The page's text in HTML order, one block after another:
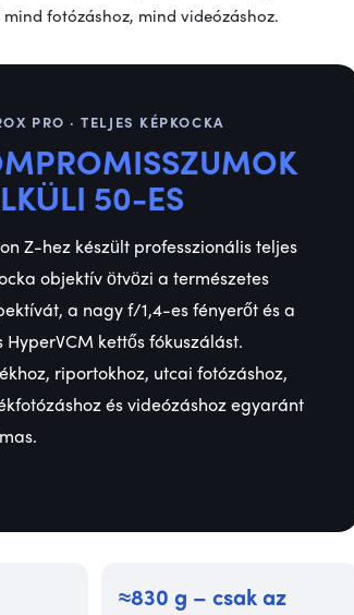
fotózáshoz, mind videózáshoz.
PRO · TELJES KÉPKOCKA
50-ES
Z-hez készült professzionális teljes
objektív ötvözi a természetes
a nagy f/1,4-es fényerőt és a
HyperVCM kettős fókuszálást.
riportokhoz, utcai fotózáshoz,
és videózáshoz egyaránt
≈830 g – csak az